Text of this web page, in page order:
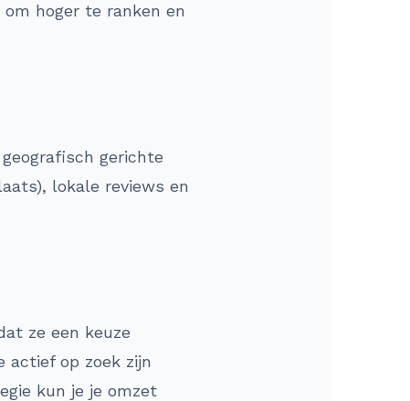
hoger te ranken en
gerichte
lokale reviews en
ze een keuze
actief op zoek zijn
kun je je omzet